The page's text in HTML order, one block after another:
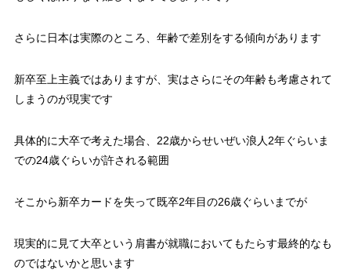
さらに日本は実際のところ、年齢で差別をする傾向があります
新卒至上主義ではありますが、実はさらにその年齢も考慮されて
しまうのが現実です
具体的に大卒で考えた場合、22歳からせいぜい浪人2年ぐらいま
での24歳ぐらいが許される範囲
そこから新卒カードを失って既卒2年目の26歳ぐらいまでが
現実的に見て大卒という肩書が就職においてもたらす最終的なも
のではないかと思います